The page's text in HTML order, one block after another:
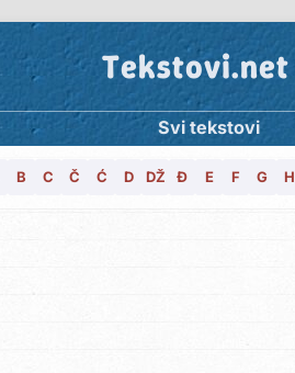
Svi tekstovi
B C Č Ć D DŽ Đ E F G H